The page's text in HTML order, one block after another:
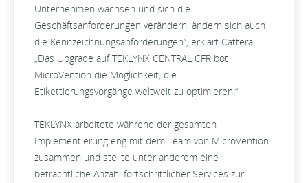
Unternehmen wachsen und sich die
Geschäftsanforderungen verändern, ändern sich auch
die Kennzeichnungsanforderungen“, erklärt Catterall.
„Das Upgrade auf TEKLYNX CENTRAL CFR bot
MicroVention die Möglichkeit, die
Etikettierungsvorgänge weltweit zu optimieren.“
TEKLYNX arbeitete während der gesamten
Implementierung eng mit dem Team von MicroVention
zusammen und stellte unter anderem eine
beträchtliche Anzahl fortschrittlicher Services zur